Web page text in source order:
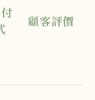
顧客評價